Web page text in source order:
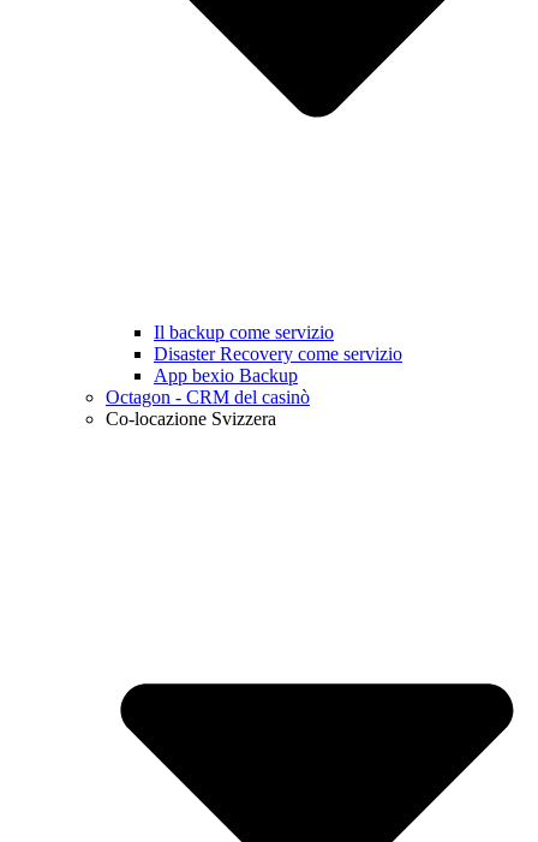
Il backup come servizio
Disaster Recovery come servizio
App bexio Backup
Octagon - CRM del casinò
Co-locazione Svizzera